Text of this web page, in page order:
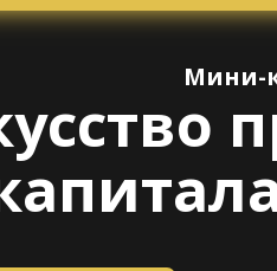
Мини-